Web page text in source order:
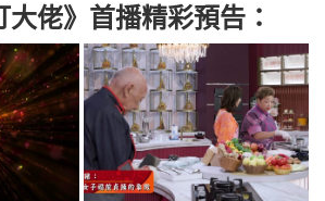
大佬》首播精彩預告：